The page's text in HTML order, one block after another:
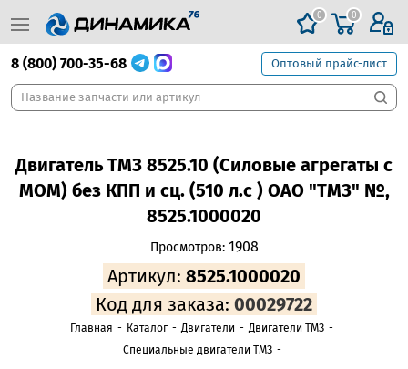
0 0
8 (800) 700-35-68 Оптовый прайс-лист
Двигатель ТМЗ 8525.10 (Силовые агрегаты с
МОМ) без КПП и сц. (510 л.с ) ОАО "ТМЗ" №,
8525.1000020
Просмотров:1908
Артикул: 8525.1000020
Код для заказа: 00029722
Главная - Каталог - Двигатели - Двигатели ТМЗ -
Специальные двигатели ТМЗ -